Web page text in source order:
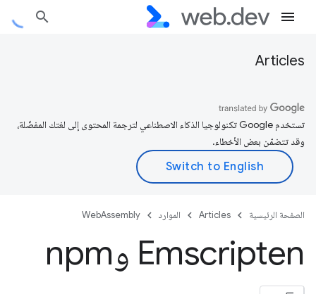
Articles
تستخدم Google تكنولوجيا الذكاء الاصطناعي لترجمة المحتوى إلى لغتك المفضّلة،
وقد تتضمّن بعض الأخطاء.
الصفحة الرئيسية Articles الموارد WebAssembly
Emscripten وnpm